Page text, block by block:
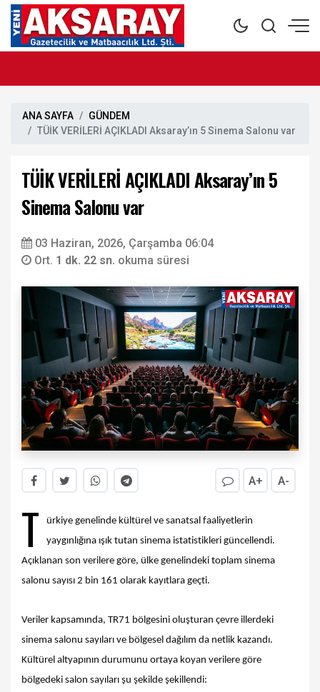
ANA SAYFA
GÜNDEM
TÜİK VERİLERİ AÇIKLADI Aksaray’ın 5 Sinema Salonu var
TÜİK VERİLERİ AÇIKLADI Aksaray’ın 5
Sinema Salonu var
03 Haziran, 2026, Çarşamba 06:04
Ort. 1 dk. 22 sn. okuma süresi
A+ A-
T
ürkiye genelinde kültürel ve sanatsal faaliyetlerin
yaygınlığına ışık tutan sinema istatistikleri güncellendi.
Açıklanan son verilere göre, ülke genelindeki toplam sinema
salonu sayısı 2 bin 161 olarak kayıtlara geçti.
Veriler kapsamında, TR71 bölgesini oluşturan çevre illerdeki
sinema salonu sayıları ve bölgesel dağılım da netlik kazandı.
Kültürel altyapının durumunu ortaya koyan verilere göre
bölgedeki salon sayıları şu şekilde şekillendi: